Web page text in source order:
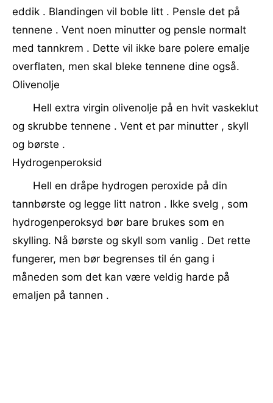
eddik . Blandingen vil boble litt . Pensle det på
tennene . Vent noen minutter og pensle normalt
med tannkrem . Dette vil ikke bare polere emalje
overflaten, men skal bleke tennene dine også.
Olivenolje
Hell extra virgin olivenolje på en hvit vaskeklut
og skrubbe tennene . Vent et par minutter , skyll
og børste .
Hydrogenperoksid
Hell en dråpe hydrogen peroxide på din
tannbørste og legge litt natron . Ikke svelg , som
hydrogenperoksyd bør bare brukes som en
skylling. Nå børste og skyll som vanlig . Det rette
fungerer, men bør begrenses til én gang i
måneden som det kan være veldig harde på
emaljen på tannen .